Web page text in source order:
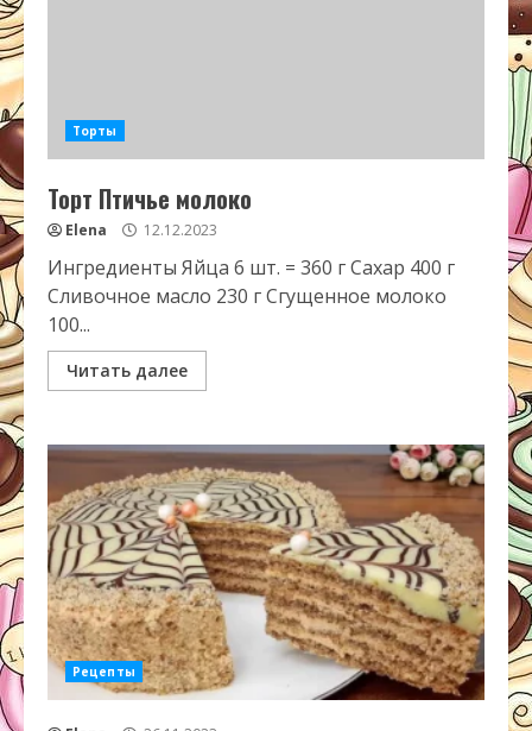
Торты
Торт Птичье молоко
Elena 12.12.2023
Ингредиенты Яйца 6 шт. = 360 г Сахар 400 г
Сливочное масло 230 г Сгущенное молоко
100...
Читать далее
Рецепты